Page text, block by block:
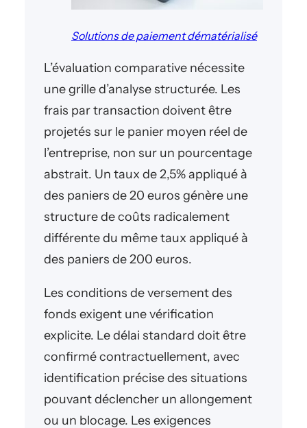
Solutions de paiement dématérialisé
L’évaluation comparative nécessite
une grille d’analyse structurée. Les
frais par transaction doivent être
projetés sur le panier moyen réel de
l’entreprise, non sur un pourcentage
abstrait. Un taux de 2,5% appliqué à
des paniers de 20 euros génère une
structure de coûts radicalement
différente du même taux appliqué à
des paniers de 200 euros.
Les conditions de versement des
fonds exigent une vérification
explicite. Le délai standard doit être
confirmé contractuellement, avec
identification précise des situations
pouvant déclencher un allongement
ou un blocage. Les exigences